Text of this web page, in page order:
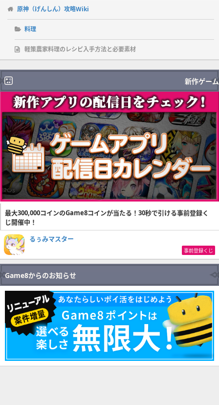
原神（げんしん）攻略Wiki
料理
軽策農家料理のレシピ入手方法と必要素材
新作ゲーム
最大300,000コインのGame8コインが当たる！30秒で引ける事前登録く
じ開催中！
るぅみマスター
事前登録くじ
Game8からのお知らせ